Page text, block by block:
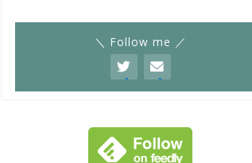
＼ Follow me ／